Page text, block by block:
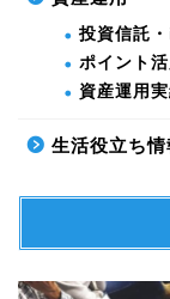
投資信託
ポイント
資産運用
生活役立ち情